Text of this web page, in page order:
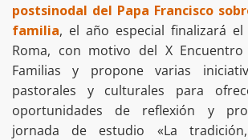
postsinodal del Papa Francisco
familia, el año especial finalizará
Roma, con motivo del X
Familias y propone varias
pastorales y culturales para
oportunidades de reflexión y
jornada de estudio «La